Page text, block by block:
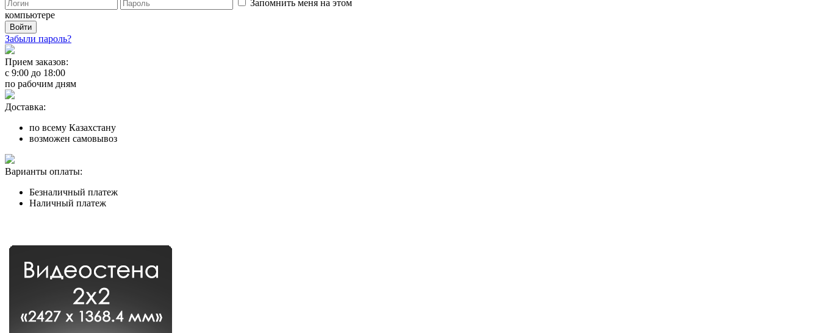
Запомнить меня на этом
компьютере
Забыли пароль?
Прием заказов:
с 9:00 до 18:00
по рабочим дням
Доставка:
по всему Казахстану
возможен самовывоз
Варианты оплаты:
Безналичный платеж
Наличный платеж